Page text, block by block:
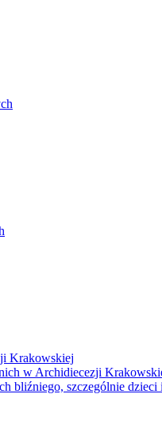
Krakowskiej
w Archidiecezji
bliźniego, szczególnie